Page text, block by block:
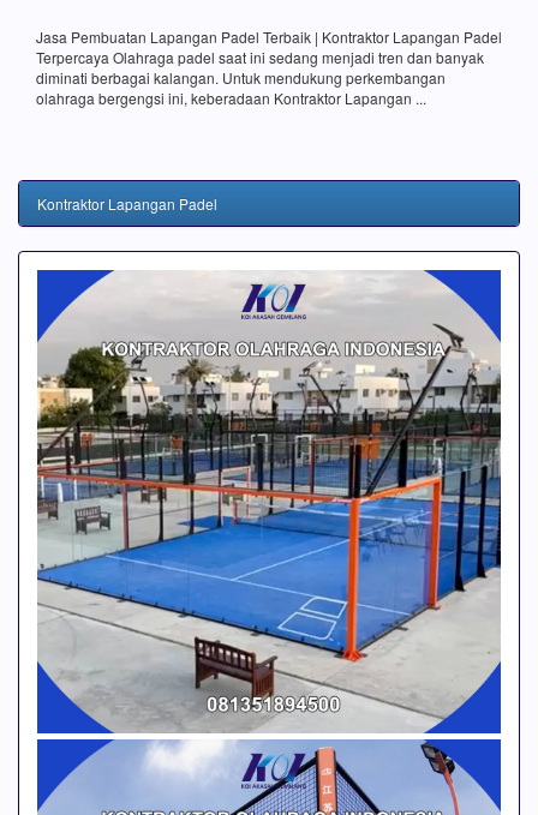
Jasa Pembuatan Lapangan Padel Terbaik | Kontraktor Lapangan Padel
Terpercaya Olahraga padel saat ini sedang menjadi tren dan banyak
diminati berbagai kalangan. Untuk mendukung perkembangan
olahraga bergengsi ini, keberadaan Kontraktor Lapangan ...
Kontraktor Lapangan Padel